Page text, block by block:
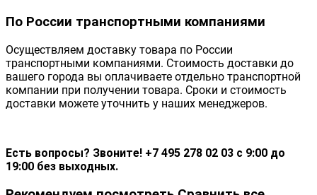
По России транспортными компаниями
Осуществляем доставку товара по России
транспортными компаниями. Стоимость доставки до
вашего города вы оплачиваете отдельно транспортной
компании при получении товара. Сроки и стоимость
доставки можете уточнить у наших менеджеров.
Есть вопросы? Звоните! +7 495 278 02 03 с 9:00 до
19:00 без выходных.